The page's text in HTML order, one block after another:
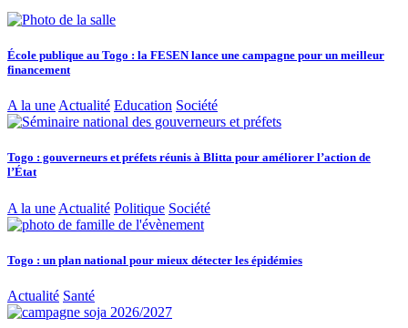
École publique au Togo : la FESEN lance une campagne pour un meilleur
financement
A la une Actualité Education Société
Togo : gouverneurs et préfets réunis à Blitta pour améliorer l’action de
l’État
A la une Actualité Politique Société
Togo : un plan national pour mieux détecter les épidémies
Actualité Santé